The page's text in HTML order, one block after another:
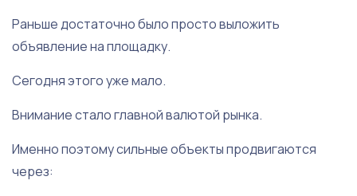
Раньше достаточно было просто выложить
объявление на площадку.
Сегодня этого уже мало.
Внимание стало главной валютой рынка.
Именно поэтому сильные объекты продвигаются
через: